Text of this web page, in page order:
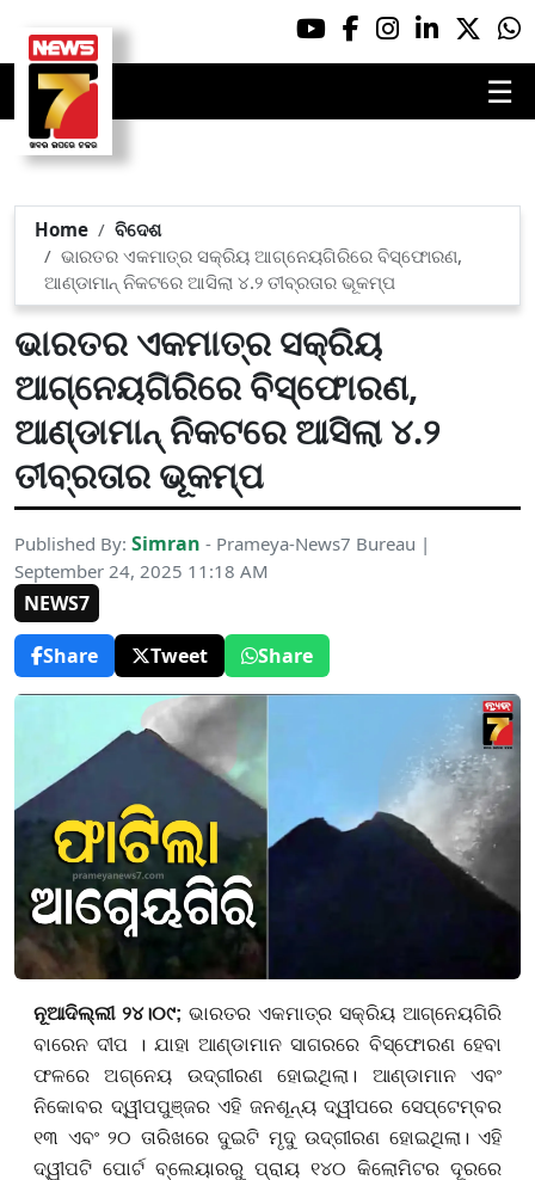
☰
Home
ବିଦେଶ
ଭାରତର ଏକମାତ୍ର ସକ୍ରିୟ ଆଗ୍ନେୟଗିରିରେ ବିସ୍ଫୋରଣ,
ଆଣ୍ଡାମାନ୍‌ ନିକଟରେ ଆସିଲା ୪.୨ ତୀବ୍ରତାର ଭୂକମ୍ପ
ଭାରତର ଏକମାତ୍ର ସକ୍ରିୟ
ଆଗ୍ନେୟଗିରିରେ ବିସ୍ଫୋରଣ,
ଆଣ୍ଡାମାନ୍‌ ନିକଟରେ ଆସିଲା ୪.୨
ତୀବ୍ରତାର ଭୂକମ୍ପ
Published By: Simran - Prameya-News7 Bureau |
September 24, 2025 11:18 AM
NEWS7
Share
Tweet Share
ନୂଆଦିଲ୍ଲୀ ୨୪।୦୯; ଭାରତର ଏକମାତ୍ର ସକ୍ରିୟ ଆଗ୍ନେୟଗିରି
ବାରେନ ଦୀପ । ଯାହା ଆଣ୍ଡାମାନ ସାଗରରେ ବିସ୍ଫୋରଣ ହେବା
ଫଳରେ ଅଗ୍ନେୟ ଉଦ୍ଗୀରଣହୋଇଥିଲା । ଆଣ୍ଡାମାନ ଏବଂ
ନିକୋବର ଦ୍ୱୀପପୁଞ୍ଜର ଏହି ଜନଶୂନ୍ୟ ଦ୍ୱୀପରେ ସେପ୍ଟେମ୍ବର
୧୩ ଏବଂ ୨୦ ତାରିଖରେ ଦୁଇଟି ମୃଦୁ ଉଦ୍ଗୀରଣ ହୋଇଥିଲା। ଏହି
ଦ୍ୱୀପଟି ପୋର୍ଟ ବ୍ଲେୟାରରୁ ପ୍ରାୟ ୧୪୦ କିଲୋମିଟର ଦୂରରେ